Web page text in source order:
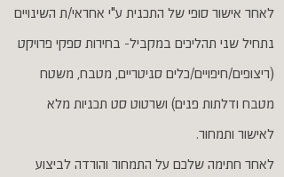
לאחר אישור סופי של התכנית ע"י אחראי/ת השינויים
נתחיל שני תהליכים במקביל- בחירות ספקי פרויקט
(ריצופים/חיפויים/כלים סניטריים, מטבח, משטח
מטבח ודלתות פנים) ושרטוט סט תכניות מלא
לאישור ותמחור.
לאחר חתימה שלכם על התמחור והורדה לביצוע